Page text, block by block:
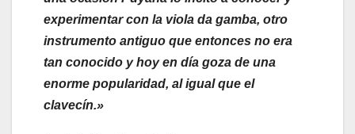
experimentar con la viola da gamba, otro
instrumento antiguo que entonces no era
tan conocido y hoy en día goza de una
enorme popularidad, al igual que el
clavecín.»